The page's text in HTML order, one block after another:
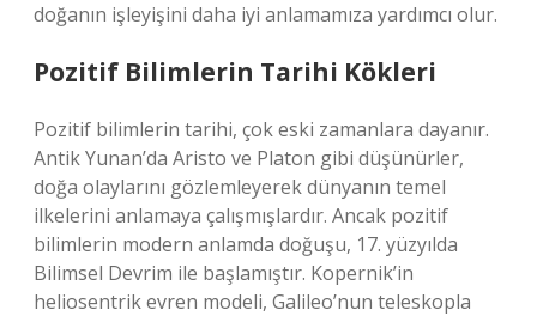
doğanın işleyişini daha iyi anlamamıza yardımcı olur.
Pozitif Bilimlerin Tarihi Kökleri
Pozitif bilimlerin tarihi, çok eski zamanlara dayanır.
Antik Yunan’da Aristo ve Platon gibi düşünürler,
doğa olaylarını gözlemleyerek dünyanın temel
ilkelerini anlamaya çalışmışlardır. Ancak pozitif
bilimlerin modern anlamda doğuşu, 17. yüzyılda
Bilimsel Devrim ile başlamıştır. Kopernik’in
heliosentrik evren modeli, Galileo’nun teleskopla